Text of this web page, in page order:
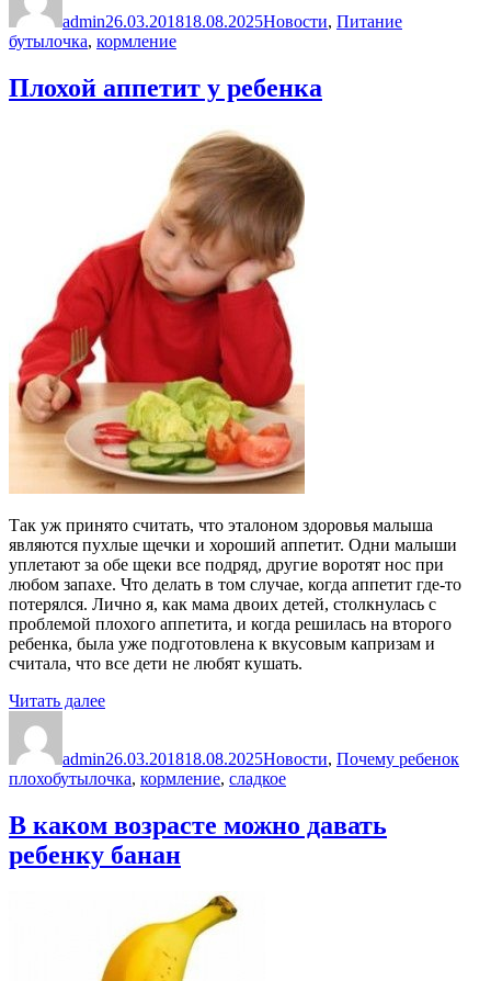
давать
молоко»
admin26.03.201818.08.2025Новости, Питание
бутылочка, кормление
Плохой аппетит у ребенка
Так уж принято считать, что эталоном здоровья малыша
являются пухлые щечки и хороший аппетит. Одни малыши
уплетают за обе щеки все подряд, другие воротят нос при
любом запахе. Что делать в том случае, когда аппетит где-то
потерялся. Лично я, как мама двоих детей, столкнулась с
проблемой плохого аппетита, и когда решилась на второго
ребенка, была уже подготовлена к вкусовым капризам и
считала, что все дети не любят кушать.
Читать далее«Плохой
ребенка»
admin26.03.201818.08.2025Новости, Почему ребенок
плохоМетки
бутылочка, кормление, сладкое
В каком возрасте можно давать
ребенку банан